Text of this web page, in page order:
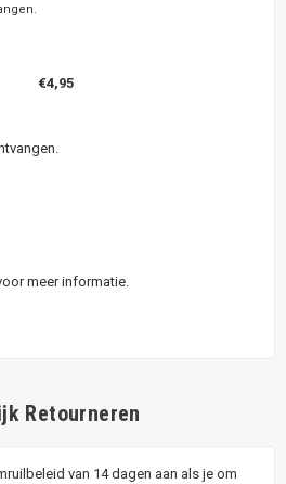
€4,95
meer informatie.
Retourneren
van 14 dagen aan als je om